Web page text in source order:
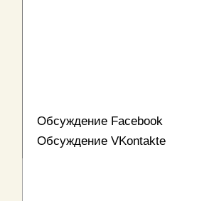
Обсуждение Facebook
Обсуждение VKontakte